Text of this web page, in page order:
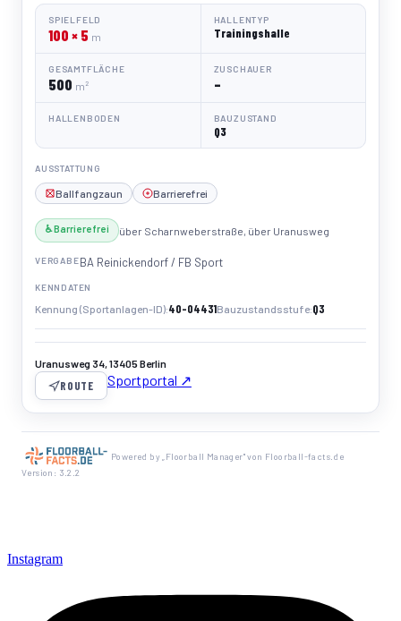
SPIELFELD
100 × 5 m
HALLENTYP
Trainingshalle
GESAMTFLÄCHE
500 m²
ZUSCHAUER
–
HALLENBODEN BAUZUSTAND
Q3
AUSSTATTUNG
Ballfangzaun Barrierefrei
♿ Barrierefrei über Scharnweberstraße, über Uranusweg
VERGABEBA Reinickendorf / FB Sport
KENNDATEN
Kennung (Sportanlagen-ID) 40-04431Bauzustandsstufe Q3
Uranusweg 34, 13405 Berlin
ROUTE Sportportal ↗
Powered by „Floorball Manager" von Floorball-facts.de
Version: 3.2.2
Instagram